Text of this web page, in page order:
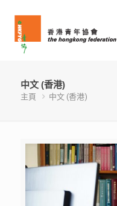
中文 (香港)
主頁 中文 (香港)